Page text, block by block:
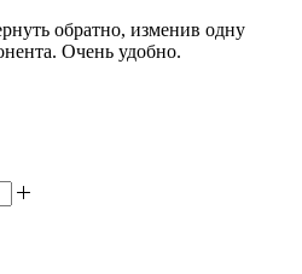
обратно, изменив одну
Очень удобно.